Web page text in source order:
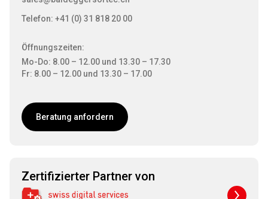
Telefon: +41 (0) 31 818 20 00
Öffnungszeiten:
Mo-Do: 8.00 – 12.00 und 13.30 – 17.30
Fr: 8.00 – 12.00 und 13.30 – 17.00
Beratung anfordern
Zertifizierter Partner von